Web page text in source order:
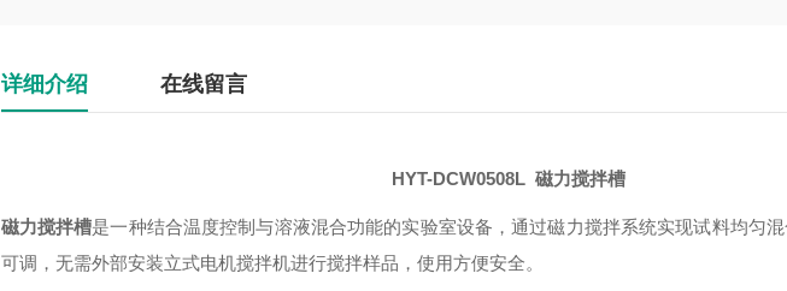
详细介绍 在线留言
HYT-DCW0508L 磁力搅拌槽
磁力搅拌槽是一种结合温度控制与溶液混合功能的实验室设备，通过磁力搅拌系统实现试料均匀
可调，无需外部安装立式电机搅拌机进行搅拌样品，使用方便安全。